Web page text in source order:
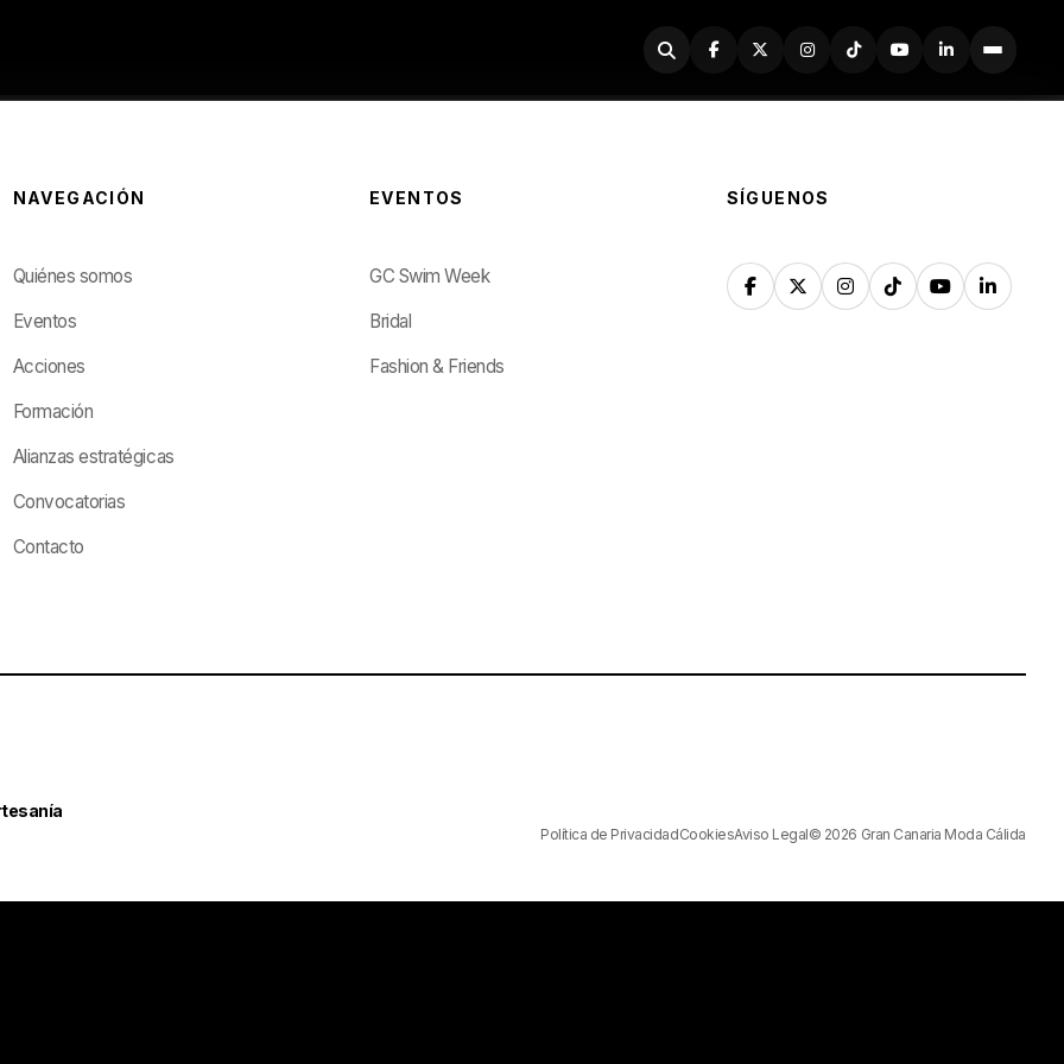
Buscador
NAVEGACIÓN
Quiénes somos
Eventos
Acciones
Formación
Alianzas estratégicas
Convocatorias
Contacto
EVENTOS
GC Swim Week
Bridal
Fashion & Friends
SÍGUENOS
Política de PrivacidadCookiesAviso Legal© 2026 Gran Canaria Moda Cálida